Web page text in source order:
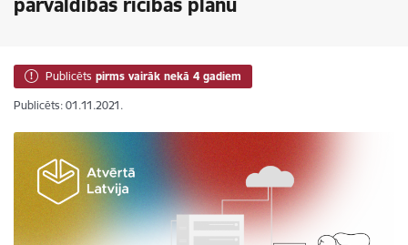
pārvaldības rīcības plānu
Publicēts pirms vairāk nekā 4 gadiem
Publicēts: 01.11.2021.